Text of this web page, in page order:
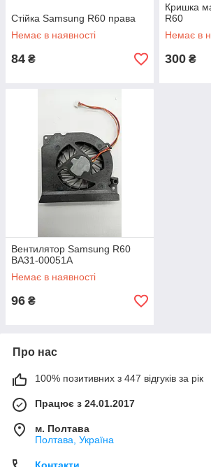
Стійка Samsung R60 права
Немає в наявності
84 ₴
Кришка
R60
Немає в
300 ₴
Вентилятор Samsung R60
BA31-00051A
Немає в наявності
96 ₴
Про нас
100% позитивних з 447 відгуків за рік
Працює з 24.01.2017
м. Полтава
Полтава, Україна